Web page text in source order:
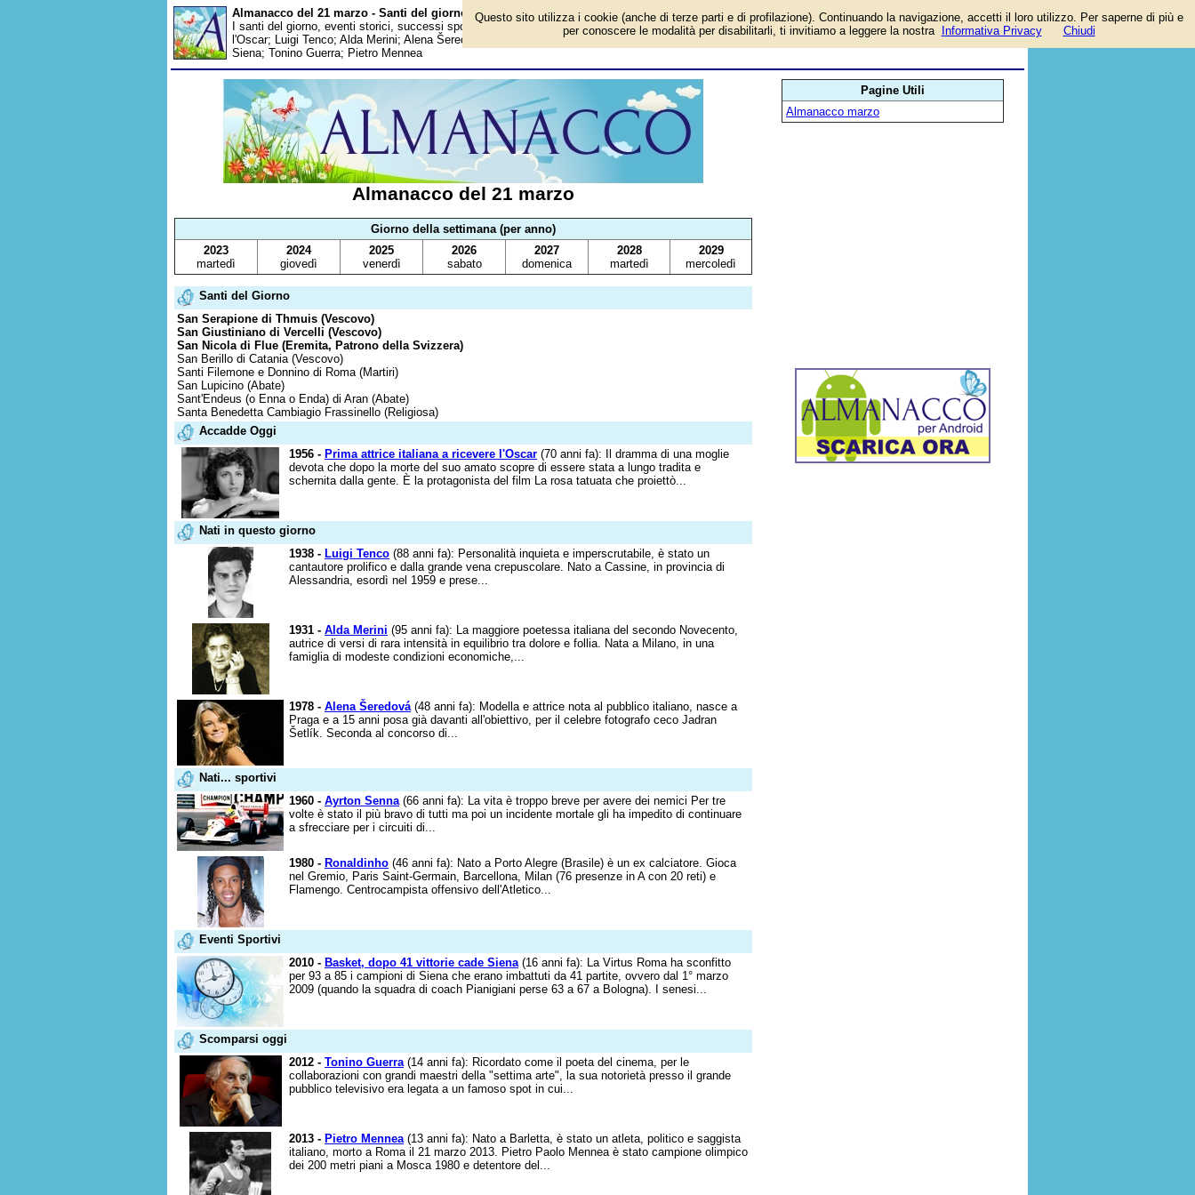
Almanacco del 21 marzo - Santi del giorno
I santi del giorno, eventi storici, successi sportivi, anniversari e curiosità: Prima attrice italiana a ricevere
l'Oscar; Luigi Tenco; Alda Merini; Alena Šeredová; Ayrton Senna; Ronaldinho; Basket, dopo 41 vittorie cade
Siena; Tonino Guerra; Pietro Mennea
Almanacco del 21 marzo
Giorno della settimana (per anno)
2023
martedì
2024
giovedì
2025
venerdì
2026
sabato
2027
domenica
2028
martedì
2029
mercoledì
Santi del Giorno
San Serapione di Thmuis (Vescovo)
San Giustiniano di Vercelli (Vescovo)
San Nicola di Flue (Eremita, Patrono della Svizzera)
San Berillo di Catania (Vescovo)
Santi Filemone e Donnino di Roma (Martiri)
San Lupicino (Abate)
Sant'Endeus (o Enna o Enda) di Aran (Abate)
Santa Benedetta Cambiagio Frassinello (Religiosa)
Accadde Oggi
1956 - Prima attrice italiana a ricevere l'Oscar (70 anni fa): Il dramma di una moglie
devota che dopo la morte del suo amato scopre di essere stata a lungo tradita e
schernita dalla gente. È la protagonista del film La rosa tatuata che proiettò...
Nati in questo giorno
1938 - Luigi Tenco (88 anni fa): Personalità inquieta e imperscrutabile, è stato un
cantautore prolifico e dalla grande vena crepuscolare. Nato a Cassine, in provincia di
Alessandria, esordì nel 1959 e prese...
1931 - Alda Merini (95 anni fa): La maggiore poetessa italiana del secondo Novecento,
autrice di versi di rara intensità in equilibrio tra dolore e follia. Nata a Milano, in una
famiglia di modeste condizioni economiche,...
1978 - Alena Šeredová(48 anni fa): Modella e attrice nota al pubblico italiano, nasce a
Praga e a 15 anni posa già davanti all'obiettivo, per il celebre fotografo ceco Jadran
Šetlík. Seconda al concorso di...
Nati... sportivi
1960 - Ayrton Senna(66 anni fa): La vita è troppo breve per avere dei nemici Per tre
volte è stato il più bravo di tutti ma poi un incidente mortale gli ha impedito di continuare
a sfrecciare per i circuiti di...
1980 - Ronaldinho (46 anni fa): Nato a Porto Alegre (Brasile) è un ex calciatore. Gioca
nel Gremio, Paris Saint-Germain, Barcellona, Milan (76 presenze in A con 20 reti) e
Flamengo. Centrocampista offensivo dell'Atletico...
Eventi Sportivi
2010 - Basket, dopo 41 vittorie cade Siena(16 anni fa): La Virtus Roma ha sconfitto
per 93 a 85 i campioni di Siena che erano imbattuti da 41 partite, ovvero dal 1° marzo
2009 (quando la squadra di coach Pianigiani perse 63 a 67 a Bologna). I senesi...
Scomparsi oggi
2012 - Tonino Guerra(14 anni fa): Ricordato come il poeta del cinema, per le
collaborazioni con grandi maestri della "settima arte", la sua notorietà presso il grande
pubblico televisivo era legata a un famoso spot in cui...
2013 - Pietro Mennea(13 anni fa): Nato a Barletta, è stato un atleta, politico e saggista
italiano, morto a Roma il 21 marzo 2013. Pietro Paolo Mennea è stato campione olimpico
dei 200 metri piani a Mosca 1980 e detentore del...
Pagine Utili
Almanacco marzo
Questo sito utilizza i cookie (anche di terze parti e di profilazione). Continuando la navigazione, accetti il loro utilizzo. Per saperne di più e
per conoscere le modalità per disabilitarli, ti invitiamo a leggere la nostra
Informativa Privacy Chiudi